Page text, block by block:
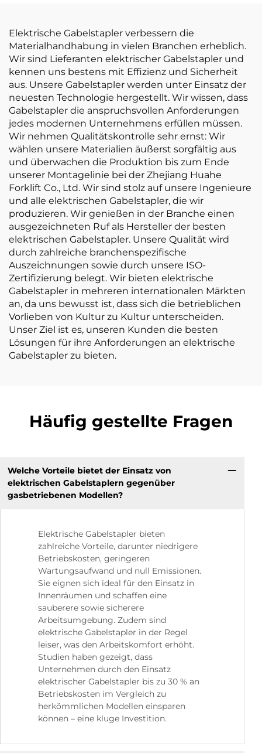
Elektrische Gabelstapler verbessern die
Materialhandhabung in vielen Branchen erheblich.
Wir sind Lieferanten elektrischer Gabelstapler und
kennen uns bestens mit Effizienz und Sicherheit
aus. Unsere Gabelstapler werden unter Einsatz der
neuesten Technologie hergestellt. Wir wissen, dass
Gabelstapler die anspruchsvollen Anforderungen
jedes modernen Unternehmens erfüllen müssen.
Wir nehmen Qualitätskontrolle sehr ernst: Wir
wählen unsere Materialien äußerst sorgfältig aus
und überwachen die Produktion bis zum Ende
unserer Montagelinie bei der Zhejiang Huahe
Forklift Co., Ltd. Wir sind stolz auf unsere Ingenieure
und alle elektrischen Gabelstapler, die wir
produzieren. Wir genießen in der Branche einen
ausgezeichneten Ruf als Hersteller der besten
elektrischen Gabelstapler. Unsere Qualität wird
durch zahlreiche branchenspezifische
Auszeichnungen sowie durch unsere ISO-
Zertifizierung belegt. Wir bieten elektrische
Gabelstapler in mehreren internationalen Märkten
an, da uns bewusst ist, dass sich die betrieblichen
Vorlieben von Kultur zu Kultur unterscheiden.
Unser Ziel ist es, unseren Kunden die besten
Lösungen für ihre Anforderungen an elektrische
Gabelstapler zu bieten.
Häufig gestellte Fragen
Welche Vorteile bietet der Einsatz von
elektrischen Gabelstaplern gegenüber
gasbetriebenen Modellen?
Elektrische Gabelstapler bieten
zahlreiche Vorteile, darunter niedrigere
Betriebskosten, geringeren
Wartungsaufwand und null Emissionen.
Sie eignen sich ideal für den Einsatz in
Innenräumen und schaffen eine
sauberere sowie sicherere
Arbeitsumgebung. Zudem sind
elektrische Gabelstapler in der Regel
leiser, was den Arbeitskomfort erhöht.
Studien haben gezeigt, dass
Unternehmen durch den Einsatz
elektrischer Gabelstapler bis zu 30 % an
Betriebskosten im Vergleich zu
herkömmlichen Modellen einsparen
können – eine kluge Investition.